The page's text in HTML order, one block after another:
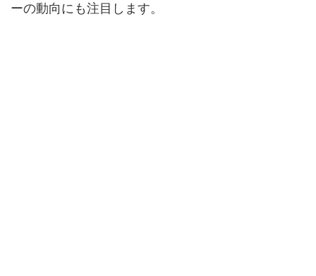
ーの動向にも注目します。